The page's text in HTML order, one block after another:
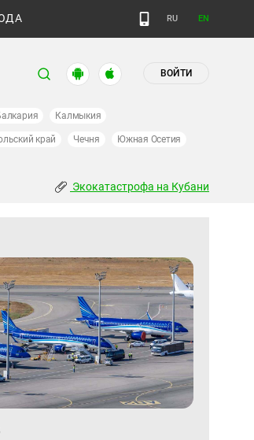
RU EN
ВОЙТИ
Калмыкия
край Чечня Южная Осетия
Экокатастрофа на Кубани